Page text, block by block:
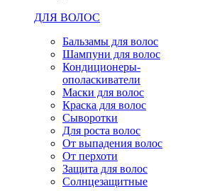
ДЛЯ ВОЛОС
Бальзамы для волос
Шампуни для волос
Кондиционеры-
ополаскиватели
Маски для волос
Краска для волос
Сыворотки
Для роста волос
От выпадения волос
От перхоти
Защита для волос
Солнцезащитные